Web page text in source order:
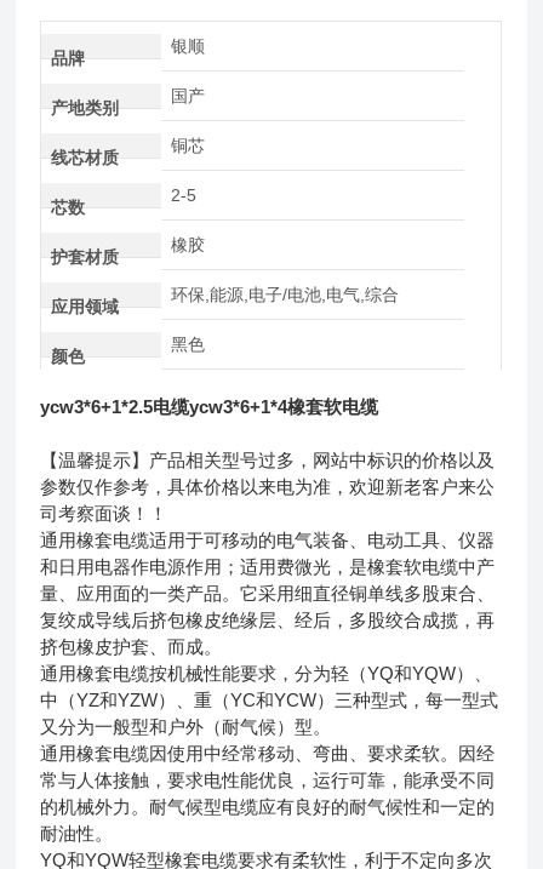
品牌
银顺
产地类别
国产
线芯材质
铜芯
芯数
2-5
护套材质
橡胶
应用领域
环保,能源,电子/电池,电气,综合
颜色
黑色
ycw3*6+1*2.5电缆ycw3*6+1*4橡套软电缆
【温馨提示】产品相关型号过多，网站中标识的价格以及
参数仅作参考，具体价格以来电为准，欢迎新老客户来公
司考察面谈！！
通用橡套电缆适用于可移动的电气装备、电动工具、仪器
和日用电器作电源作用；适用费微光，是橡套软电缆中产
量、应用面的一类产品。它采用细直径铜单线多股束合、
复绞成导线后挤包橡皮绝缘层、经后，多股绞合成揽，再
挤包橡皮护套、而成。
通用橡套电缆按机械性能要求，分为轻（YQ和YQW）、
中（YZ和YZW）、重（YC和YCW）三种型式，每一型式
又分为一般型和户外（耐气候）型。
通用橡套电缆因使用中经常移动、弯曲、要求柔软。因经
常与人体接触，要求电性能优良，运行可靠，能承受不同
的机械外力。耐气候型电缆应有良好的耐气候性和一定的
耐油性。
YQ和YQW轻型橡套电缆要求有柔软性，利于不定向多次